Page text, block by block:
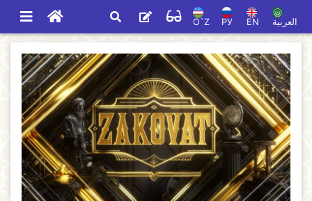
O`Z РУ EN العربية